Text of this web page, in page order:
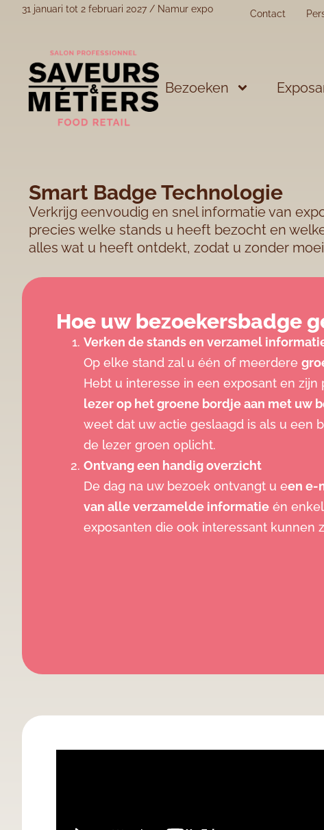
31 januari tot 2 februari 2027 / Namur expo Contact
Bezoeken
Smart Badge Technologie
Verkrijg eenvoudig en snel informatie van
precies welke stands u heeft bezocht en
alles wat u heeft ontdekt, zodat u zonder
Hoe uw bezoekersbadge
Verken de stands en verzamel
Op elke stand zal u één of meerdere
Hebt u interesse in een exposant en zijn
lezer op het groene bordje aan met uw
weet dat uw actie geslaagd is als u een
de lezer groen oplicht.
Ontvang een handig overzicht
De dag na uw bezoek ontvangt u een e-
van alle verzamelde informatie én
exposanten die ook interessant kunnen